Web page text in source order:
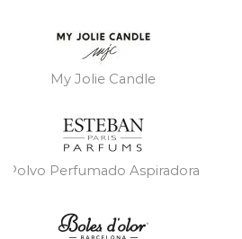
My Jolie Candle
Polvo Perfumado Aspiradora